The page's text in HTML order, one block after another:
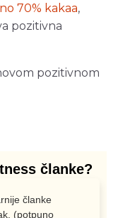
70% kakaa,
pozitivna
pozitivnom